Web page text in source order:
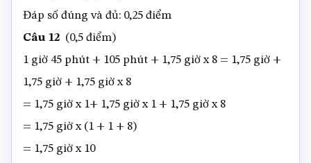
Đáp số đúng và đủ: 0,25 điểm
Câu 12 (0,5 điểm)
1 giờ 45 phút + 105 phút + 1,75 giờ x 8 = 1,75 giờ +
1,75 giờ + 1,75 giờ x 8
= 1,75 giờ x 1+ 1,75 giờ x 1 + 1,75 giờ x 8
= 1,75 giờ x (1 + 1 + 8)
= 1,75 giờ x 10